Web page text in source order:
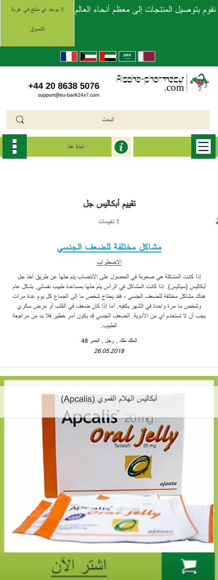
لا يوجد اي منتج في عربة
التسوق
نقوم بتوصيل المنتجات إلى معظم أنحاء العالم
نبذة عنا
تقييم أبكاليس جل
1 تقييمات
مشاكل مختلفة للضعف الجنسي
الاضطراب
إذا كانت المشكلة هي صعوبة في الحصول على الانتصاب يتم حلها عن طريق أخذ جل
أبكاليس (سياليس). إذا كانت المشاكل في الرأس يتم حلها بمساعدة طبيب نفساني. بشكل عام
هناك مشاكل مختلفة للضعف الجنسي - فقد يحتاج شخص ما إلى الجماع كل يوم عدة مرات
وشخص ما مرة واحدة في الشهر يكفيه. أما إذا كان ضعف في القلب أو مرض سكري
يجب أن لا تستخدم أي من الأدوية. الضعف الجنسي قد يكون أمر خطير فلا بد من مراجعة
الطبيب.
الملك ملك رجل
العمر 48
26.05.2018
أبكاليس الهلام الفموي (Apcalis)